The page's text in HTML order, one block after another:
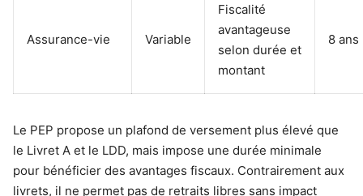
Assurance-vie Variable
Fiscalité
avantageuse
selon durée et
montant
8 ans
Le PEP propose un plafond de versement plus élevé que
le Livret A et le LDD, mais impose une durée minimale
pour bénéficier des avantages fiscaux. Contrairement aux
livrets, il ne permet pas de retraits libres sans impact